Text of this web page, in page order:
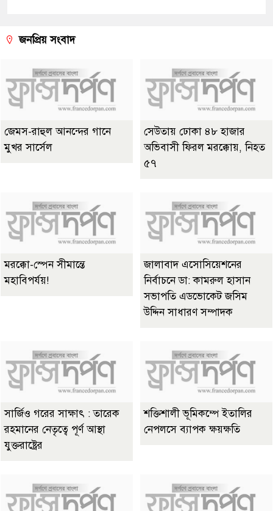
জনপ্রিয় সংবাদ
জেমস-রাহুল আনন্দের গানে
মুখর সার্সেল
সেউতায় ঢোকা ৪৮ হাজার
অভিবাসী ফিরল মরক্কোয়, নিহত
৫৭
মরক্কো-স্পেন সীমান্তে
মহাবিপর্যয়!
জালাবাদ এসোসিয়েশনের
নির্বাচনে ডা: কামরুল হাসান
সভাপতি এডভোকেট জসিম
উদ্দিন সাধারণ সম্পাদক
সার্জিও গরের সাক্ষাৎ : তারেক
রহমানের নেতৃত্বে পূর্ণ আস্থা
যুক্তরাষ্ট্রের
শক্তিশালী ভূমিকম্পে ইতালির
নেপলসে ব্যাপক ক্ষয়ক্ষতি